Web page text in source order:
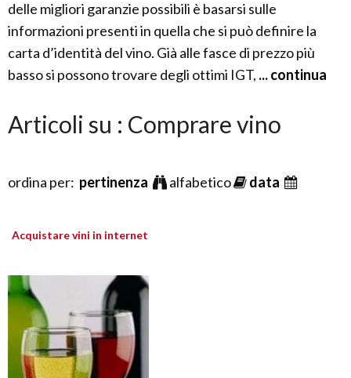
delle migliori garanzie possibili è basarsi sulle
informazioni presenti in quella che si può definire la
carta d’identità del vino. Già alle fasce di prezzo più
basso si possono trovare degli ottimi IGT, ... continua
Articoli su : Comprare vino
ordina per: pertinenza alfabetico data
Acquistare vini in internet